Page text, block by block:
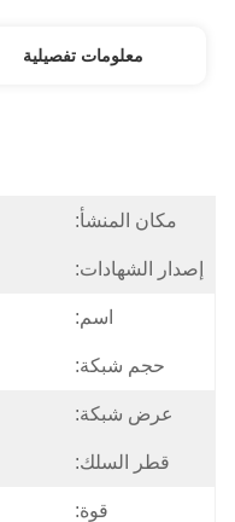
معلومات تفصيلية
مكان المنشأ:
إصدار الشهادات:
اسم:
حجم شبكة:
عرض شبكة:
قطر السلك:
قوة: